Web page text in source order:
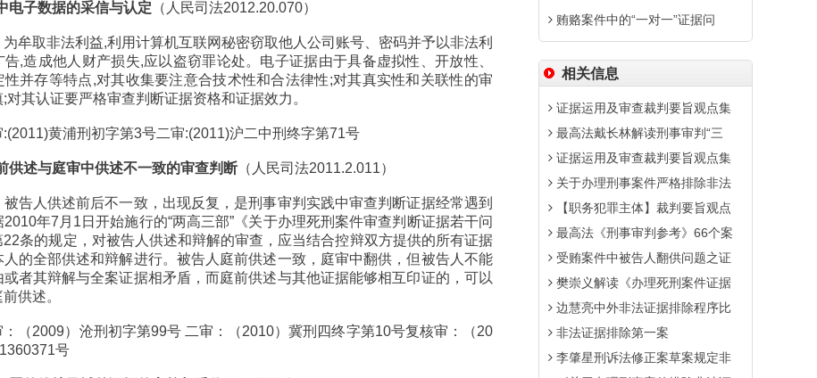
电子数据的采信与认定 （人民司法2012.20.070）
为牟取非法利益,利用计算机互联网秘密窃取他人公司账号、密码并予以非法利
告,造成他人财产损失,应以盗窃罪论处。电子证据由于具备虚拟性、开放性、
性并存等特点,对其收集要注意合技术性和合法律性;对其真实性和关联性的审
对其认证要严格审查判断证据资格和证据效力。
:(2011)黄浦刑初字第3号二审:(2011)沪二中刑终字第71号
供述与庭审中供述不一致的审查判断 （人民司法2011.2.011）
被告人供述前后不一致，出现反复，是刑事审判实践中审查判断证据经常遇到
年7月1日开始施行的“两高三部”《关于办理死刑案件审查判断证据若干问
条的规定，对被告人供述和辩解的审查，应当结合控辩双方提供的所有证据
人的全部供述和辩解进行。被告人庭前供述一致，庭审中翻供，但被告人不能
者其辩解与全案证据相矛盾，而庭前供述与其他证据能够相互印证的，可以
前供述。
：（2009）沧刑初字第99号 二审：（2010）冀刑四终字第10号复核审：（20
号
贿赂案件中的“一对一”证据问
相关信息
证据运用及审查裁判要旨观点集
最高法戴长林解读刑事审判“三
证据运用及审查裁判要旨观点集
关于办理刑事案件严格排除非法
【职务犯罪主体】裁判要旨观点
最高法《刑事审判参考》66个案
受贿案件中被告人翻供问题之证
樊崇义解读《办理死刑案件证据
边慧亮中外非法证据排除程序比
非法证据排除第一案
李肇星刑诉法修正案草案规定非